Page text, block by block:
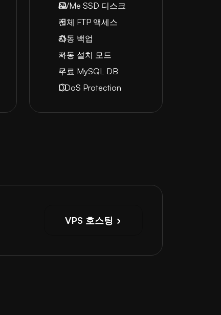
NVMe SSD 디스크
전체 FTP 액세스
자동 백업
자동 설치 모드
무료 MySQL DB
DDoS Protection
VPS 호스팅